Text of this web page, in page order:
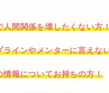
人間関係を壊したくない方
ラインやメンターに言えな
情報についてお持ちの方！